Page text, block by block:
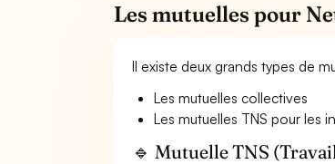
Les mutuelles pour
Il existe deux grands types de
Les mutuelles collectives
Les mutuelles TNS pour les
🔹 Mutuelle TNS